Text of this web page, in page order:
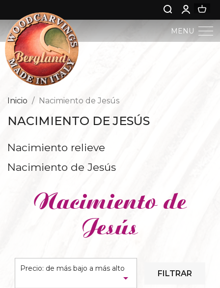
MENU
PESEBRE BERGLAND
ARTE PROFANA
NIÑO JESÚS
ÁNGELES
NACIMIENTO DE JESÚS
REPISAS Y PEANAS
Inicio Nacimiento de Jesús
NACIMIENTO DE JESÚS
Nacimiento relieve
Nacimiento de Jesús
Nacimiento de
Jesús
Precio: de más bajo a más alto
 FILTRAR